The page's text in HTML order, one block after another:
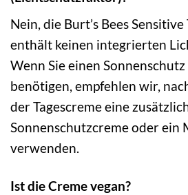
Nein, die Burt’s Bees Sensitive
enthält keinen integrierten
Wenn Sie einen
benötigen, empfehlen wir,
der Tagescreme eine
Sonnenschutzcreme oder ein
verwenden.
Ist die Creme vegan?